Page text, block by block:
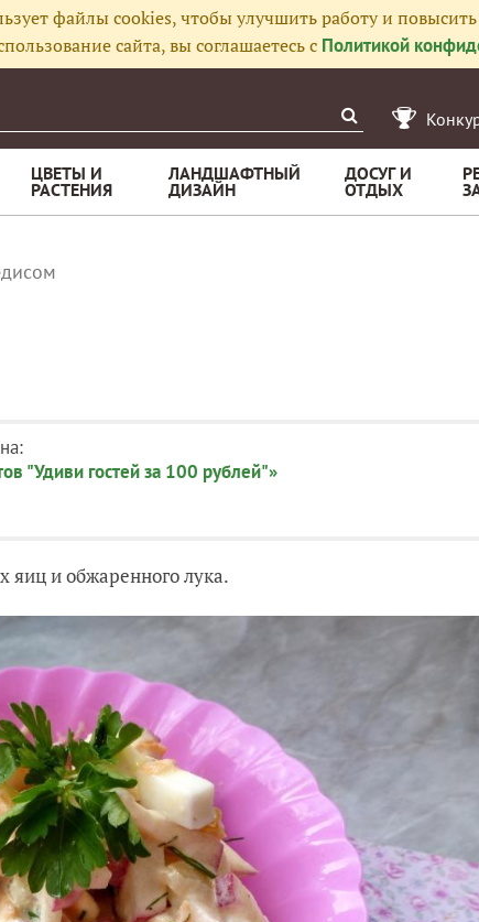
файлы cookies, чтобы улучшить работу и
сайта, вы соглашаетесь с Политикой
ЦВЕТЫ И
РАСТЕНИЯ
ЛАНДШАФТНЫЙ
ДИЗАЙН
ДОСУГ И
ОТДЫХ
"Удиви гостей за 100 рублей"»
яиц и обжаренного лука.